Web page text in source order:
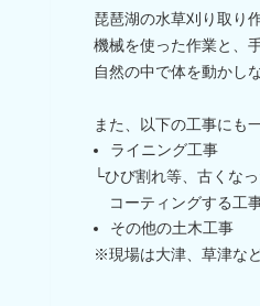
琵琶湖の水草刈り取り
機械を使った作業と、
自然の中で体を動かし
また、以下の工事にも
ライニング工事
└ひび割れ等、古くなっ
コーティングする工
その他の土木工事
※現場は大津、草津な